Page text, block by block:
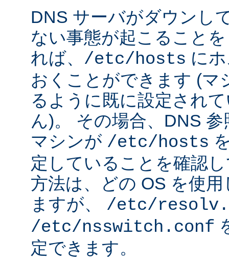
DNS サーバがダウンし
ない事態が起こること
れば、 /etc/hosts に
おくことができます (マ
るように既に設定され
ん)。 その場合、DNS
マシンが /etc/hosts
定していることを確認
方法は、どの OS を使
ますが、 /etc/
/etc/nsswitch.conf
定できます。